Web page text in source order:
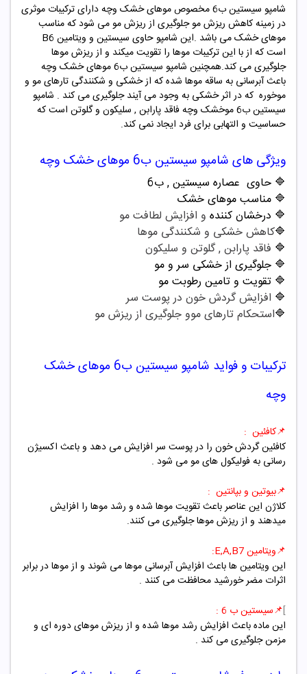
شامپو سیستین ب6 مخصوص موهای خشک وچه دارای ترکیبات موثری
در زمینه کاهش ریزش مو جلوگیری از ریزش مو می شود که مناسب
موهای خشک می باشد .این شامپو حاوی سیستین و ویتامین B6
است که از با این ترکیبات موها را تقویت میکند و از ریزش موها
جلوگیری می کند.همچنین شامپو سیستین ب6 موهای خشک وچه
باعث آبرسانی به ساقه موها شده که از خشکی و شکنندگی تارهای مو و
موخوره که در اثر خشکی به وجود می آیند جلوگیری می کند . شامپو
سیستین ب6 موخشک وچه فاقد پارابن , سلیکون و گلوتن است که
حساسیت و التهابی برای فرد ایجاد نمی کند.
ویژگی های شامپو سیستین ب6 موهای خشک وچه
🔷 حاوی عصاره سیستین , ب6
🔷 مناسب موهای خشک
🔷 درخشان کننده و افزایش لطافت مو
🔷کاهش خشکی و شکنندگی موها
🔷 فاقد پارابن , گلوتن و سلیکون
🔷 جلوگیری از خشکی سر و مو
🔷 تقویت و تامین رطوبت مو
🔷 افزایش گردش خون در پوست سر
🔷استحکام تارهای موو جلوگیری از ریزش مو
ترکیبات و فواید شامپو سیستین ب6 موهای خشک
وچه
📌کافئین :
کافئین گردش خون را در پوست سر افزایش می دهد و باعث اکسیژن
رسانی به فولیکول های مو می شود .
📌بیوتین و بپانتین :
کلاژن این عناصر باعث تقویت موها شده و رشد موها را افزایش
میدهند و از ریزش موها جلوگیری می کنند.
📌ویتامین E,A,B7
:
این ویتامین ها باعث افزایش آبرسانی موها می شوند و از موها در برابر
اثرات مضر خورشید محافظت می کنند .
]📌سیستین ب 6 :
این ماده باعث افزایش رشد موها شده و از ریزش موهای دوره ای و
مزمن جلوگیری می کند .